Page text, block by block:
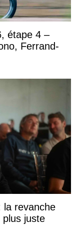
étape 4 –
Ferrand-
la revanche
plus juste